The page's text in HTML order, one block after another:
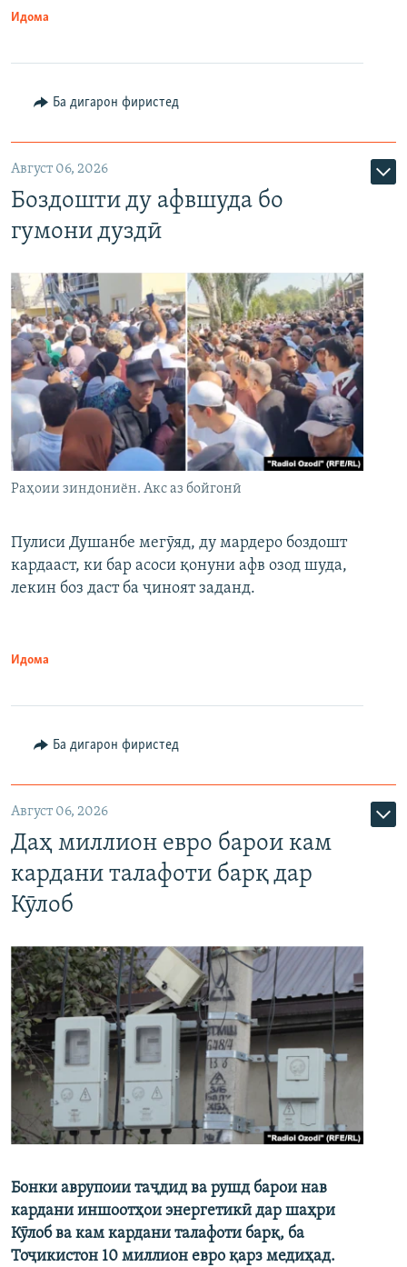
Идома
Ба дигарон фиристед
Август 06, 2026
Боздошти ду афвшуда бо
гумони дуздӣ
Раҳоии зиндониён. Акс аз бойгонӣ
Пулиси Душанбе мегӯяд, ду мардеро боздошт
кардааст, ки бар асоси қонуни афв озод шуда,
лекин боз даст ба ҷиноят заданд.
Идома
Ба дигарон фиристед
Август 06, 2026
Даҳ миллион евро барои кам
кардани талафоти барқ дар
Кӯлоб
Бонки аврупоии таҷдид ва рушд барои нав
кардани иншоотҳои энергетикӣ дар шаҳри
Кӯлоб ва кам кардани талафоти барқ, ба
Тоҷикистон 10 миллион евро қарз медиҳад.